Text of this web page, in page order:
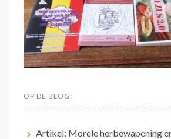
OP DE BLOG:
Artikel: Morele herbewapening